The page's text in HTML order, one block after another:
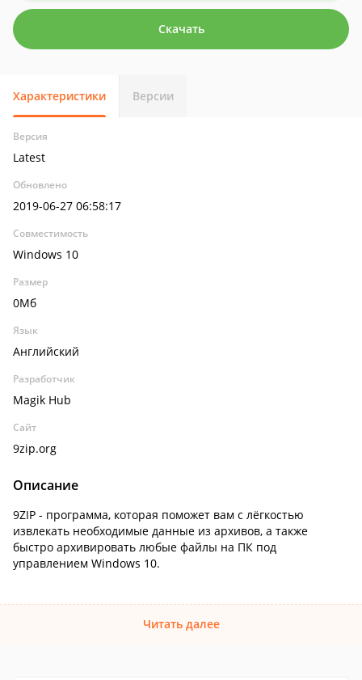
Скачать
Характеристики Версии
Версия
Latest
Обновлено
2019-06-27 06:58:17
Совместимость
Windows 10
Размер
0Мб
Язык
Английский
Разработчик
Magik Hub
Сайт
9zip.org
Описание
9ZIP - программа, которая поможет вам с лёгкостью
извлекать необходимые данные из архивов, а также
быстро архивировать любые файлы на ПК под
управлением Windows 10.
Читать далее